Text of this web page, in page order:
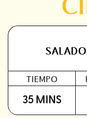
SALADO
TIEMPO
35 MINS